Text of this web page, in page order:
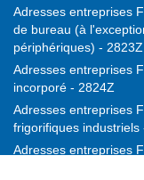
Adresses entreprises
de bureau (à
périphériques) - 2823Z
Adresses entreprises
incorporé - 2824Z
Adresses entreprises
frigorifiques industriels
Adresses entreprises